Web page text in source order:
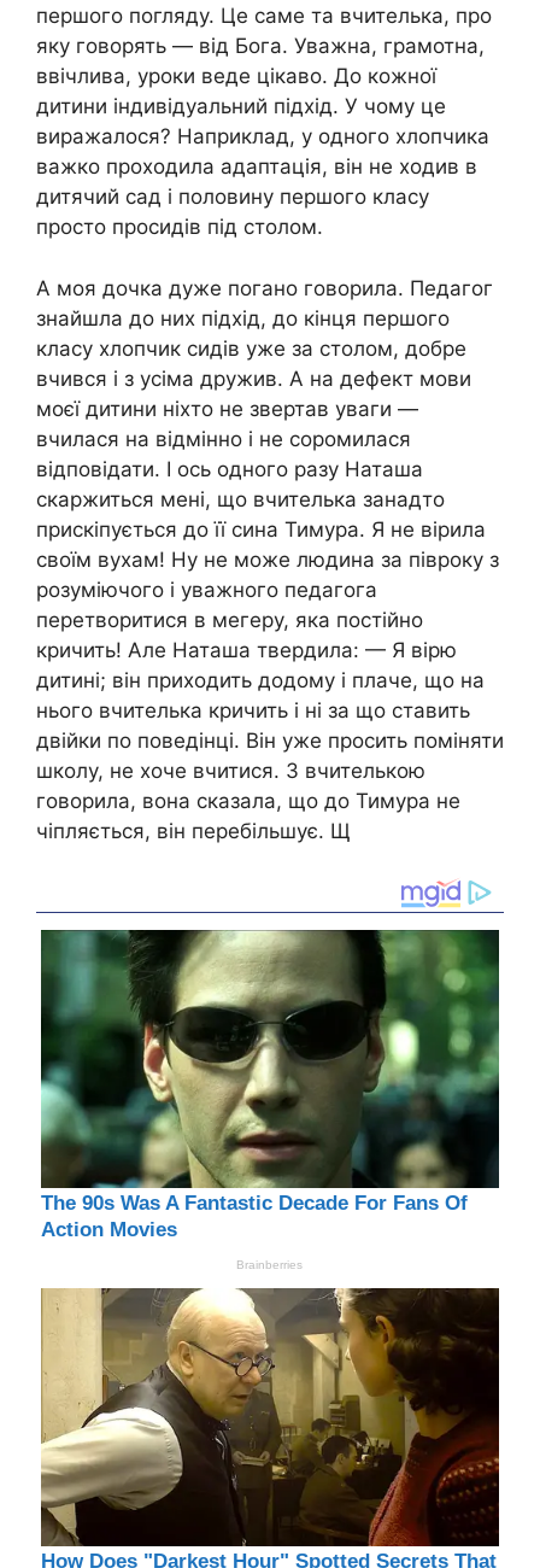
першого погляду. Це саме та вчителька, про
яку говорять — від Бога. Уважна, грамотна,
ввічлива, уроки веде цікаво. До кожної
дитини індивідуальний підхід. У чому це
виражалося? Наприклад, у одного хлопчика
важко проходила адаптація, він не ходив в
дитячий сад і половину першого класу
просто просидів під столом.
А моя дочка дуже погано говорила. Педагог
знайшла до них підхід, до кінця першого
класу хлопчик сидів уже за столом, добре
вчився і з усіма дружив. А на дефект мови
моєї дитини ніхто не звертав уваги —
вчилася на відмінно і не соромилася
відповідати. І ось одного разу Наташа
скаржиться мені, що вчителька занадто
прискіпується до її сина Тимура. Я не вірила
своїм вухам! Ну не може людина за півроку з
розуміючого і уважного педагога
перетворитися в мегеру, яка постійно
кричить! Але Наташа твердила: — Я вірю
дитині; він приходить додому і плаче, що на
нього вчителька кричить і ні за що ставить
двійки по поведінці. Він уже просить поміняти
школу, не хоче вчитися. З вчителькою
говорила, вона сказала, що до Тимура не
чіпляється, він перебільшує. Щ